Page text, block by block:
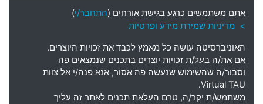
אתם משתמשים כרגע בגישת אורחים (התחבר/י)
> מדיניות שמירת מידע ופרטיות
האוניברסיטה עושה כל מאמץ לכבד את זכויות היוצרים.
אם את/ה בעל/ת זכויות יוצרים בתכנים שנמצאים פה
וסבור/ה שהשימוש שנעשה פה אסור, אנא פנה/י אל צוות
Virtual TAU.
משתמש/ת יקר/ה, טרם העלאת תכנים לאתר זה עליך